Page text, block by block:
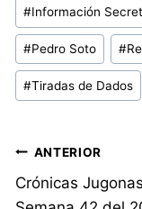
la
entrada:
#Información
#Pedro Soto #
#Tiradas de Dados
de
ANTERIOR
Crónicas